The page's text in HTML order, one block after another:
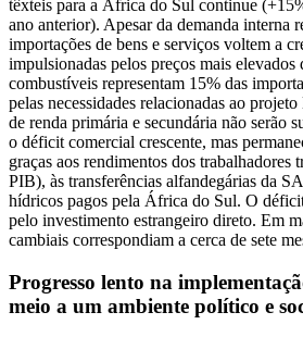
têxteis para a África do Sul continue
ano anterior). Apesar da demanda interna
importações de bens e serviços voltem a
impulsionadas pelos preços mais elevados
combustíveis representam 15% das
pelas necessidades relacionadas ao
de renda primária e secundária não serão
o déficit comercial crescente, mas
graças aos rendimentos dos trabalhadores
PIB), às transferências alfandegárias da
hídricos pagos pela África do Sul. O
pelo investimento estrangeiro direto. Em
cambiais correspondiam a cerca de sete
Progresso lento na
meio a um ambiente político e